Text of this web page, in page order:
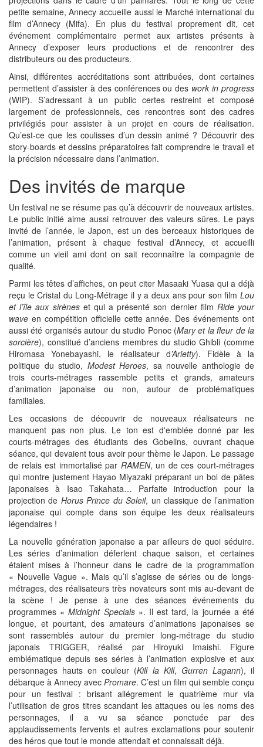
petite semaine, Annecy accueille aussi le Marché international du
film d’Annecy (Mifa). En plus du festival proprement dit, cet
événement complémentaire permet aux artistes présents à
Annecy d’exposer leurs productions et de rencontrer des
distributeurs ou des producteurs.
Ainsi, différentes accréditations sont attribuées, dont certaines
permettent d’assister à des conférences ou des work in progress
(WIP). S’adressant à un public certes restreint et composé
largement de professionnels, ces rencontres sont des cadres
privilégiés pour assister à un projet en cours de réalisation.
Qu’est-ce que les coulisses d’un dessin animé ? Découvrir des
story-boards et dessins préparatoires fait comprendre le travail et
la précision nécessaire dans l’animation.
Des invités de marque
Un festival ne se résume pas qu’à découvrir de nouveaux artistes.
Le public initié aime aussi retrouver des valeurs sûres. Le pays
invité de l’année, le Japon, est un des berceaux historiques de
l’animation, présent à chaque festival d’Annecy, et accueilli
comme un vieil ami dont on sait reconnaître la compagnie de
qualité.
Parmi les têtes d’affiches, on peut citer Masaaki Yuasa qui a déjà
reçu le Cristal du Long-Métrage il y a deux ans pour son film Lou
et l’île aux sirèneset qui a présenté son dernier film Ride your
wave en compétition officielle cette année. Des événements ont
aussi été organisés autour du studio Ponoc (Mary et la fleur de la
sorcière), constitué d’anciens membres du studio Ghibli (comme
Hiromasa Yonebayashi, le réalisateur d’Arietty). Fidèle à la
politique du studio, Modest Heroes, sa nouvelle anthologie de
trois courts-métrages rassemble petits et grands, amateurs
d’animation japonaise ou non, autour de problématiques
familiales.
Les occasions de découvrir de nouveaux réalisateurs ne
manquent pas non plus. Le ton est d'emblée donné par les
courts-métrages des étudiants des Gobelins, ouvrant chaque
séance, qui devaient tous avoir pour thème le Japon. Le passage
de relais est immortalisé par RAMEN, un de ces court-métrages
qui montre justement Hayao Miyazaki préparant un bol de pâtes
japonaises à Isao Takahata… Parfaite introduction pour la
projection de Horus Prince du Soleil, un classique de l’animation
japonaise qui compte dans son équipe les deux réalisateurs
légendaires !
La nouvelle génération japonaise a par ailleurs de quoi séduire.
Les séries d’animation déferlent chaque saison, et certaines
étaient mises à l’honneur dans le cadre de la programmation
« Nouvelle Vague ». Mais qu’il s’agisse de séries ou de longs-
métrages, des réalisateurs très novateurs sont mis au-devant de
la scène ! Je pense à une des séances événements du
programmes «Midnight Specials». Il est tard, la journée a été
longue, et pourtant, des amateurs d’animations japonaises se
sont rassemblés autour du premier long-métrage du studio
japonais TRIGGER, réalisé par Hiroyuki Imaishi. Figure
emblématique depuis ses séries à l’animation explosive et aux
personnages hauts en couleur (Kill la Kill, Gurren Lagann), il
débarque à Annecy avec Promare. C’est un film qui semble conçu
pour un festival : brisant allégrement le quatrième mur via
l’utilisation de gros titres scandant les attaques ou les noms des
personnages, il a vu sa séance ponctuée par des
applaudissements fervents et autres exclamations pour soutenir
des héros que tout le monde attendait et connaissait déjà.